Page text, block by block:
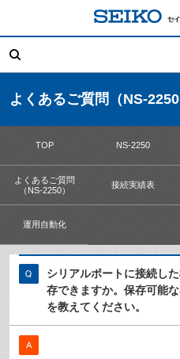
索:
よくあるご質問（NS-2250
TOP NS-2250
よくあるご質問
（NS-2250）
接続実績表
運用自動化
シリアルポートに接続し
存できますか。保存可能
を教えてください。